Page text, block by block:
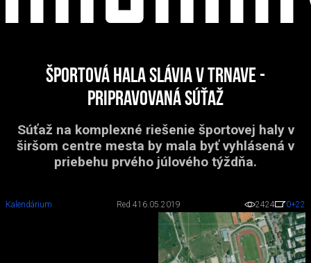
Športová hala Slávia v Trnave -
pripravovaná súťaž
Súťaž na komplexné riešenie športovej haly v
širšom centre mesta by mala byť vyhlásená v
priebehu prvého júlového týždňa.
Kalendárium Red 416.05.2019 2424 0+22